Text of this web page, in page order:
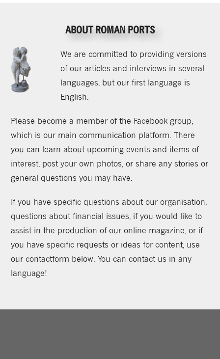
ABOUT ROMAN PORTS
We are committed to providing versions
of our articles and interviews in several
languages, but our first language is
English.
Please become a member of the Facebook group,
which is our main communication platform. There
you can learn about upcoming events and items of
interest, post your own photos, or share any stories or
general questions you may have.
If you have specific questions about our organisation,
questions about financial issues, if you would like to
assist in the production of our online magazine, or if
you have specific requests or ideas for content, use
our contactform below. You can contact us in any
language!